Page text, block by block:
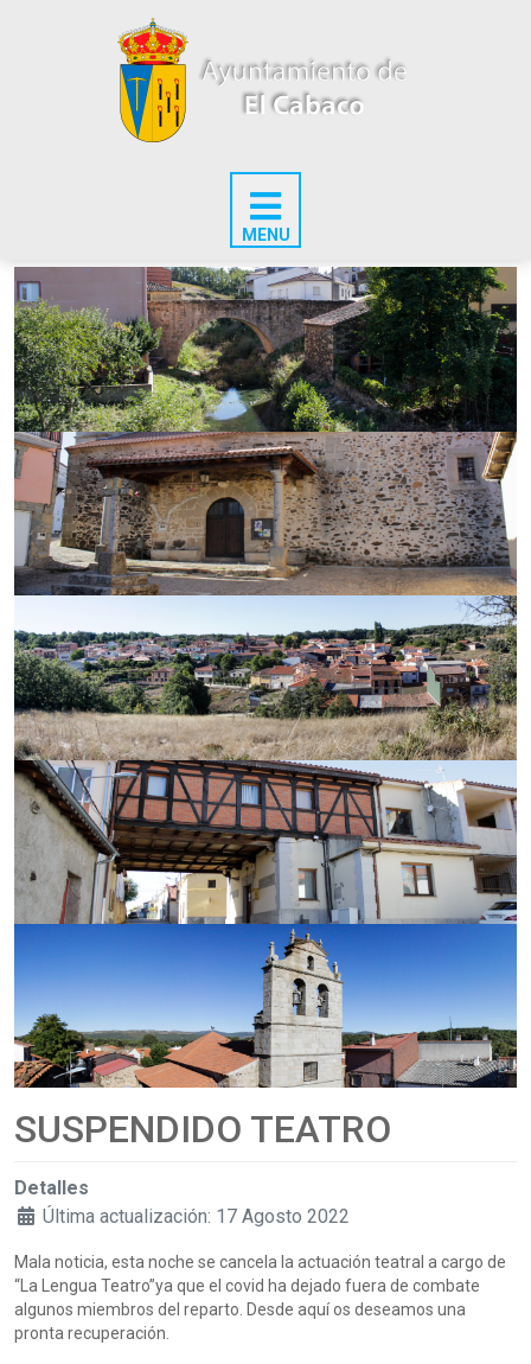
SUSPENDIDO TEATRO
Detalles
Última actualización: 17 Agosto 2022
Mala noticia, esta noche se cancela la actuación teatral a cargo de
“La Lengua Teatro”ya que el covid ha dejado fuera de combate
algunos miembros del reparto. Desde aquí os deseamos una
pronta recuperación.